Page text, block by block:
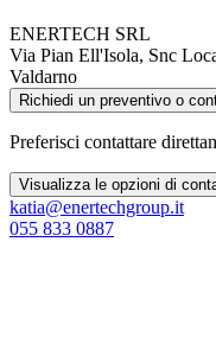
ENERTECH SRL
Via Pian Ell'Isola, Snc
Valdarno
Richiedi un preventivo o
Preferisci contattare
Visualizza le opzioni di
katia@enertechgroup.it
055 833 0887